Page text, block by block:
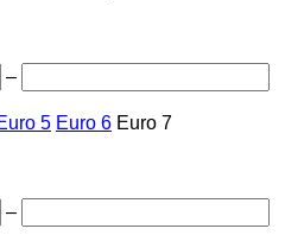
–
5 Euro 6 Euro 7
–